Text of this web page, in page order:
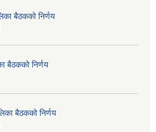
बैठकको निर्णय
बैठकको निर्णय
बैठकको निर्णय